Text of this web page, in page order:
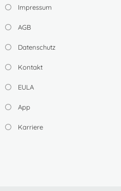
Impressum
AGB
Datenschutz
Kontakt
EULA
App
Karriere